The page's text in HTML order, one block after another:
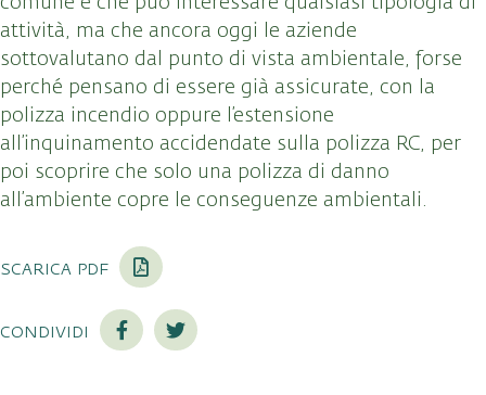
attività, ma che ancora oggi le aziende
sottovalutano dal punto di vista ambientale, forse
perché pensano di essere già assicurate, con la
polizza incendio oppure l’estensione
all’inquinamento accidendate sulla polizza RC, per
poi scoprire che solo una polizza di danno
all’ambiente copre le conseguenze ambientali.
scarica pdf
condividi